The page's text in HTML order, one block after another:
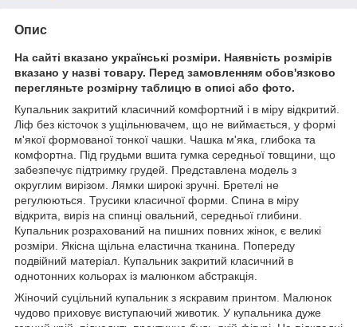
Опис
На сайті вказано українські розміри. Наявність розмірів
вказано у назві товару. Перед замовленням обов'язково
перегляньте розмірну таблицю в описі або фото.
Купальник закритий класичний комфортний і в міру відкритий.
Ліф без кісточок з ущільнювачем, що не виймається, у формі
м'якої формованої тонкої чашки. Чашка м'яка, глибока та
комфортна. Під грудьми вшита гумка середньої товщини, що
забезпечує підтримку грудей. Представлена модель з
округлим вирізом. Лямки широкі зручні. Бретелі не
регулюються. Трусики класичної форми. Спина в міру
відкрита, виріз на спинці овальний, середньої глибини.
Купальник розрахований на пишних повних жінок, є великі
розміри. Якісна щільна еластична тканина. Попереду
подвійний матеріал. Купальник закритий класичний в
однотонних кольорах із малюнком абстракція.
Жіночий суцільний купальник з яскравим принтом. Малюнок
чудово приховує виступаючий животик. У купальника дуже